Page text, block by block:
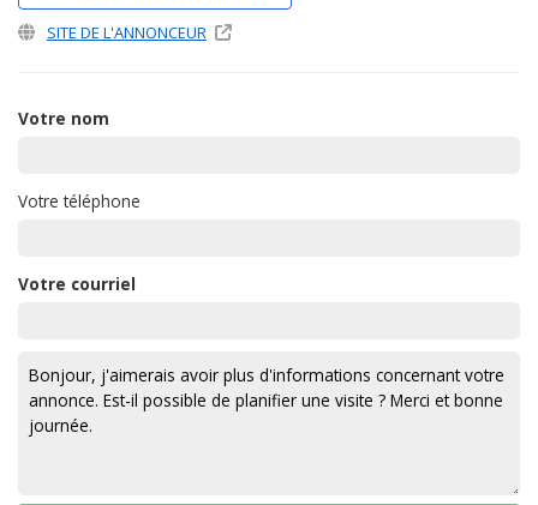
SITE DE L'ANNONCEUR
Votre nom
Votre téléphone
Votre courriel